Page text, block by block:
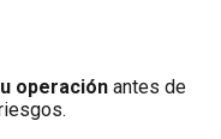
operación antes de